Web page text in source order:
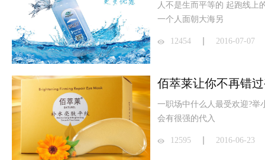
人不是生而平等的 起跑线上
一个人面朝大海另
12454 2016-07-07
佰萃莱让你不再错
一职场中什么人最受欢迎?举
会有很强的代入
12595 2016-06-23